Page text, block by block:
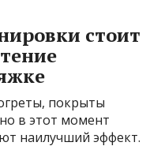
стоит
покрыты
в этот момент
наилучший эффект.